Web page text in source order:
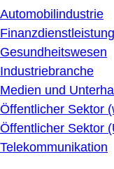
Automobilindustrie
Gesundheitswesen
Industriebranche
Medien und
Öffentlicher Sektor
Öffentlicher Sektor
Telekommunikation